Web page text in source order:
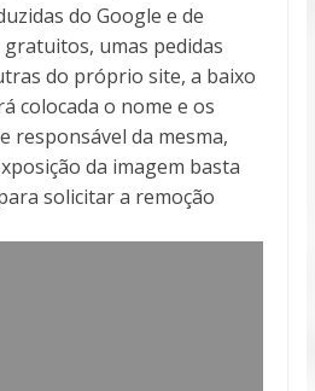
do Google e de
umas pedidas
do próprio site, a baixo
colocada o nome e os
responsável da mesma,
da imagem basta
solicitar a remoção